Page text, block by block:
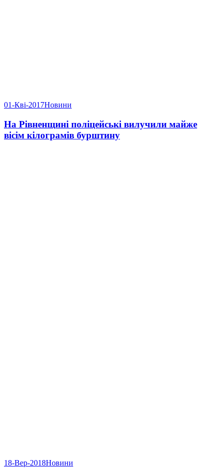
01-Кві-2017Новини
На Рівненщині поліцейські вилучили майже
вісім кілограмів бурштину
18-Вер-2018Новини